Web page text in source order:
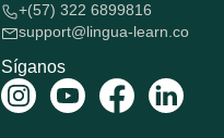
+(57) 322 6899816
support@lingua-learn.co
Síganos